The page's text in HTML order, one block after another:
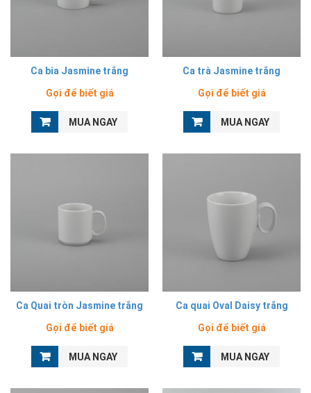
Ca bia Jasmine trắng
Gọi để biết giá
MUA NGAY
Ca trà Jasmine trắng
Gọi để biết giá
MUA NGAY
Ca Quai tròn Jasmine trắng
Gọi để biết giá
MUA NGAY
Ca quai Oval Daisy trắng
Gọi để biết giá
MUA NGAY